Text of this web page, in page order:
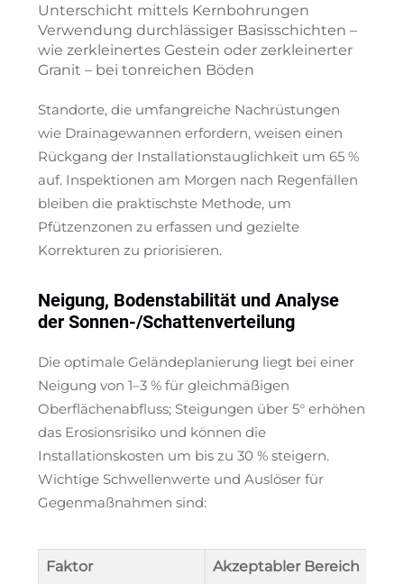
Unterschicht mittels Kernbohrungen
Verwendung durchlässiger Basisschichten –
wie zerkleinertes Gestein oder zerkleinerter
Granit – bei tonreichen Böden
Standorte, die umfangreiche Nachrüstungen
wie Drainagewannen erfordern, weisen einen
Rückgang der Installationstauglichkeit um 65 %
auf. Inspektionen am Morgen nach Regenfällen
bleiben die praktischste Methode, um
Pfützenzonen zu erfassen und gezielte
Korrekturen zu priorisieren.
Neigung, Bodenstabilität und Analyse
der Sonnen-/Schattenverteilung
Die optimale Geländeplanierung liegt bei einer
Neigung von 1–3 % für gleichmäßigen
Oberflächenabfluss; Steigungen über 5° erhöhen
das Erosionsrisiko und können die
Installationskosten um bis zu 30 % steigern.
Wichtige Schwellenwerte und Auslöser für
Gegenmaßnahmen sind:
Faktor Akzeptabler Bereich